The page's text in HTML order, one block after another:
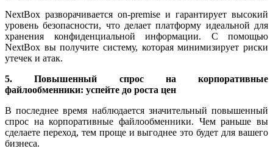
NextBox разворачивается on-premise и гарантирует высокий
уровень безопасности, что делает платформу идеальной для
хранения конфиденциальной информации. С помощью
NextBox вы получите систему, которая минимизирует риски
утечек и атак.
5. Повышенный спрос на корпоративные
файлообменники: успейте до роста цен
В последнее время наблюдается значительный повышенный
спрос на корпоративные файлообменники. Чем раньше вы
сделаете переход, тем проще и выгоднее это будет для вашего
бизнеса.